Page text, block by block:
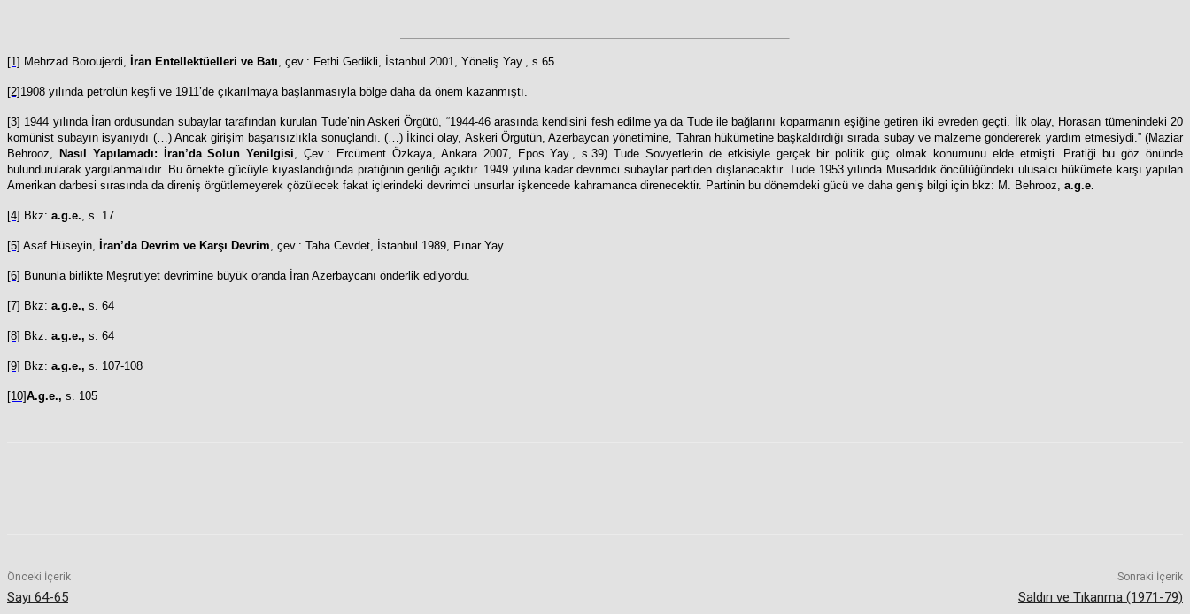
[1] Mehrzad Boroujerdi, İran Entellektüelleri ve Batı , çev.: Fethi Gedikli, İstanbul 2001, Yöneliş Yay., s.65
[2]1908 yılında petrolün keşfi ve 1911’de çıkarılmaya başlanmasıyla bölge daha da önem kazanmıştı.
[3] 1944 yılında İran ordusundan subaylar tarafından kurulan Tude’nin Askeri Örgütü, “1944-46 arasında kendisini fesh edilme ya da Tude ile bağlarını koparmanın eşiğine getiren iki evreden geçti. İlk olay, Horasan tümenindeki 20
komünist subayın isyanıydı (…) Ancak girişim başarısızlıkla sonuçlandı. (…) İkinci olay, Askeri Örgütün, Azerbaycan yönetimine, Tahran hükümetine başkaldırdığı sırada subay ve malzeme göndererek yardım etmesiydi.” (Maziar
Behrooz, Nasıl Yapılamadı: İran’da Solun Yenilgisi , Çev.: Ercüment Özkaya, Ankara 2007, Epos Yay., s.39)Tude Sovyetlerin de etkisiyle gerçek bir politik güç olmak konumunu elde etmişti. Pratiği bu göz önünde
bulundurularak yargılanmalıdır. Bu örnekte gücüyle kıyaslandığında pratiğinin geriliği açıktır. 1949 yılına kadar devrimci subaylar partiden dışlanacaktır. Tude 1953 yılında Musaddık öncülüğündeki ulusalcı hükümete karşı yapılan
Amerikan darbesi sırasında da direniş örgütlemeyerek çözülecek fakat içlerindeki devrimci unsurlar işkencede kahramanca direnecektir. Partinin bu dönemdeki gücü ve daha geniş bilgi için bkz: M. Behrooz, a.g.e.
[4] Bkz: a.g.e. , s. 17
[5] Asaf Hüseyin, İran’da Devrim ve Karşı Devrim , çev.: Taha Cevdet, İstanbul 1989, Pınar Yay.
[6] Bununla birlikte Meşrutiyet devrimine büyük oranda İran Azerbaycanı önderlik ediyordu.
[7] Bkz: a.g.e., s. 64
[8] Bkz: a.g.e., s. 64
[9] Bkz: a.g.e., s. 107-108
[10]A.g.e., s. 105
Önceki İçerik
Sayı 64-65
Sonraki İçerik
Saldırı ve Tıkanma (1971-79)